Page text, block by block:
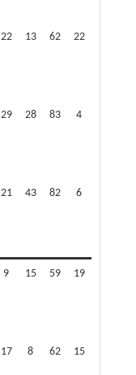
22 13 62 22
29 28 83 4
21 43 82 6
9 15 59 19
17 8 62 15